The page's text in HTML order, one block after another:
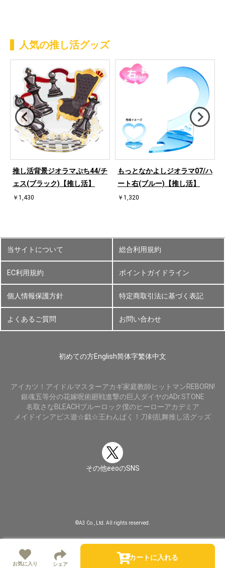
お気に入り シェア
カートに入れる
人気の推し活グッズ
推し活背景ジオラマぷち44/チ
ェス(ブラック)【推し活】
￥1,430
もっとなかよしジオラマ07/ハ
ート右(ブルー)【推し活】
￥1,320
当サイトについて 総合利用規約
EC利用規約 ポイントガイドライン
個人情報保護方針 特定商取引法に基づく表記
よくあるご質問 お問い合わせ
初めての方English简体字繁体中文
アイカツ！ アイドルマスターアカギ家庭教師ヒットマンREBORN!
銀魂五等分の花嫁呪術廻戦進撃の巨人 ダイヤのADr.STONE
名取さなBLEACHブルーロック僕のヒーローアカデミア
メイドインアビス遊☆戯☆王わんぱく！刀剣乱舞推し活グッズ
その他eeoのSNS
©A3 Co., Ltd. All rights reserved.